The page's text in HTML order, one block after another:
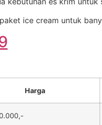
ice cream untuk
Harga